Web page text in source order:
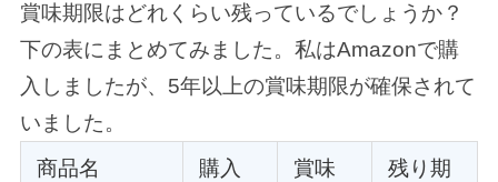
賞味期限はどれくらい残っているでしょうか？
下の表にまとめてみました。私はAmazonで購
入しましたが、5年以上の賞味期限が確保されて
いました。
商品名
購入
賞味
残り期